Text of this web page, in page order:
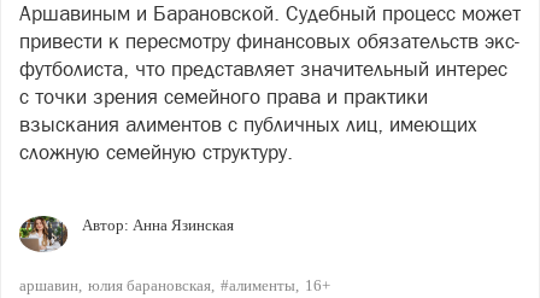
Аршавиным и Барановской. Судебный процесс может
привести к пересмотру финансовых обязательств экс-
футболиста, что представляет значительный интерес
с точки зрения семейного права и практики
взыскания алиментов с публичных лиц, имеющих
сложную семейную структуру.
Автор: Анна Язинская
аршавин юлия барановская #алименты 16+